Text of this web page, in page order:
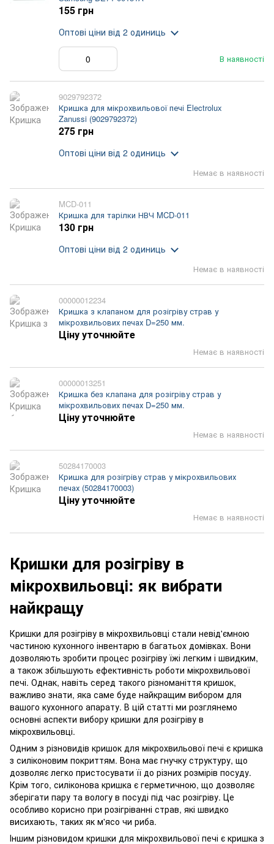
В наявності
155 грн
Оптові ціни від 2 одиниць
9029792372
Кришка для мікрохвильової печі Electrolux
Zanussi (9029792372)
Немає в наявності
275 грн
Оптові ціни від 2 одиниць
MCD-011
Кришка для тарілки НВЧ MCD-011
Немає в наявності
130 грн
Оптові ціни від 2 одиниць
00000012234
Кришка з клапаном для розігріву страв у
мікрохвильових печах D=250 мм.
Немає в наявності
Ціну уточнюйте
00000013251
Кришка без клапана для розігріву страв у
мікрохвильових печах D=250 мм.
Немає в наявності
Ціну уточнюйте
50284170003
Кришка для розігріву страв у мікрохвильових
печах (50284170003)
Немає в наявності
Ціну уточнюйте
Кришки для розігріву в
мікрохвильовці: як вибрати
найкращу
Кришки для розігріву в мікрохвильовці стали невід'ємною
частиною кухонного інвентарю в багатьох домівках. Вони
дозволяють зробити процес розігріву їжі легким і швидким,
а також збільшують ефективність роботи мікрохвильової
печі. Однак, навіть серед такого різноманіття кришок,
важливо знати, яка саме буде найкращим вибором для
вашого кухонного апарату. В цій статті ми розглянемо
основні аспекти вибору кришки для розігріву в
мікрохвильовці.
Одним з різновидів кришок для мікрохвильової печі є кришка
з силіконовим покриттям. Вона має гнучку структуру, що
дозволяє легко пристосувати її до різних розмірів посуду.
Крім того, силіконова кришка є герметичною, що дозволяє
зберігати пару та вологу в посуді під час розігріву. Це
особливо корисно при розігріванні страв, які швидко
висихають, таких як м'ясо чи риба.
Іншим різновидом кришки для мікрохвильової печі є кришка з